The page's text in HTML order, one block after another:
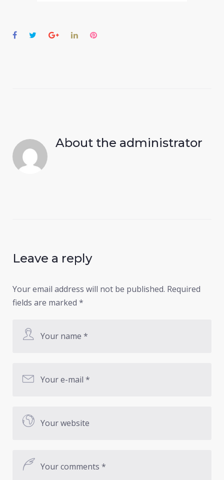
Facebook
TwitterGoogle+LinkedInPinterest
About the administrator
Leave a reply
Your email address will not be published. Required
fields are marked *